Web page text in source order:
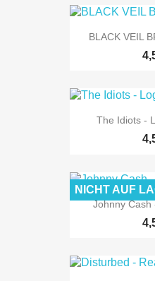
BLACK VEIL
The Idiots -
Johnny Cash
NICHT AUF